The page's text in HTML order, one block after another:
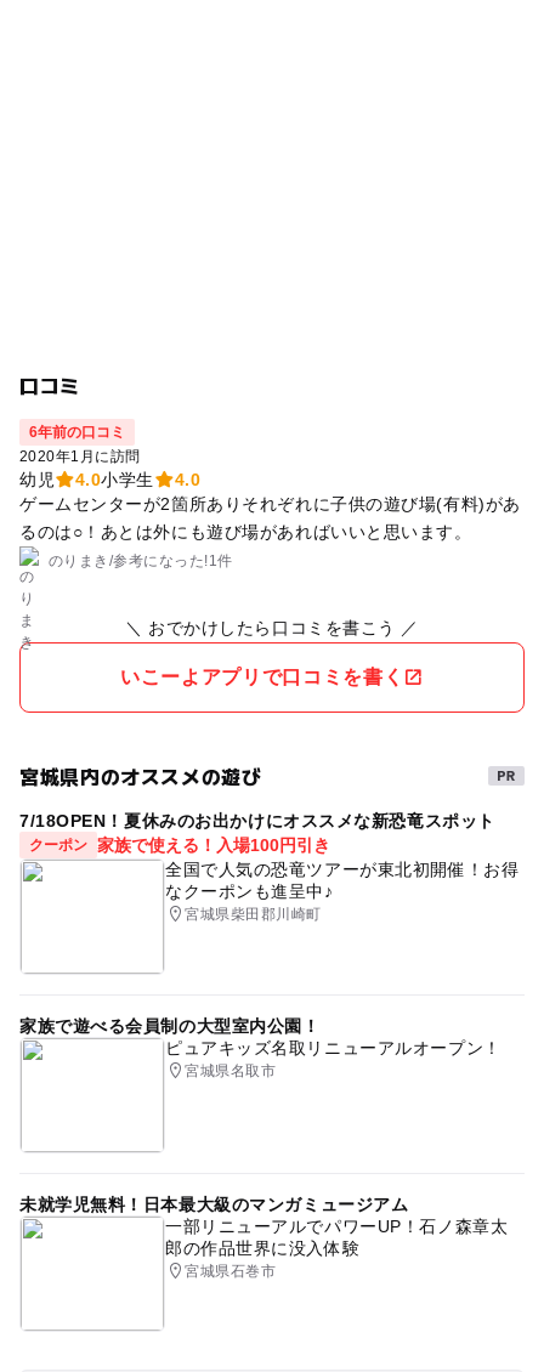
口コミ
6年前の口コミ
2020年1月に訪問
幼児 4.0小学生
4.0
ゲームセンターが2箇所ありそれぞれに子供の遊び場(有料)があ
るのは○！あとは外にも遊び場があればいいと思います。
のりまき /参考に なった!1件
＼ おでかけしたら口コミを書こう ／
いこーよアプリで口コミを書く
宮城県内のオススメの遊び
7/18OPEN！夏休みのお出かけにオススメな新恐竜スポット
クーポン 家族で使える！入場100円引き
全国で人気の恐竜ツアーが東北初開催！お得
なクーポンも進呈中♪
宮城県柴田郡川崎町
家族で遊べる会員制の大型室内公園！
ピュアキッズ名取リニューアルオープン！
宮城県名取市
未就学児無料！日本最大級のマンガミュージアム
一部リニューアルでパワーUP！石ノ森章太
郎の作品世界に没入体験
宮城県石巻市